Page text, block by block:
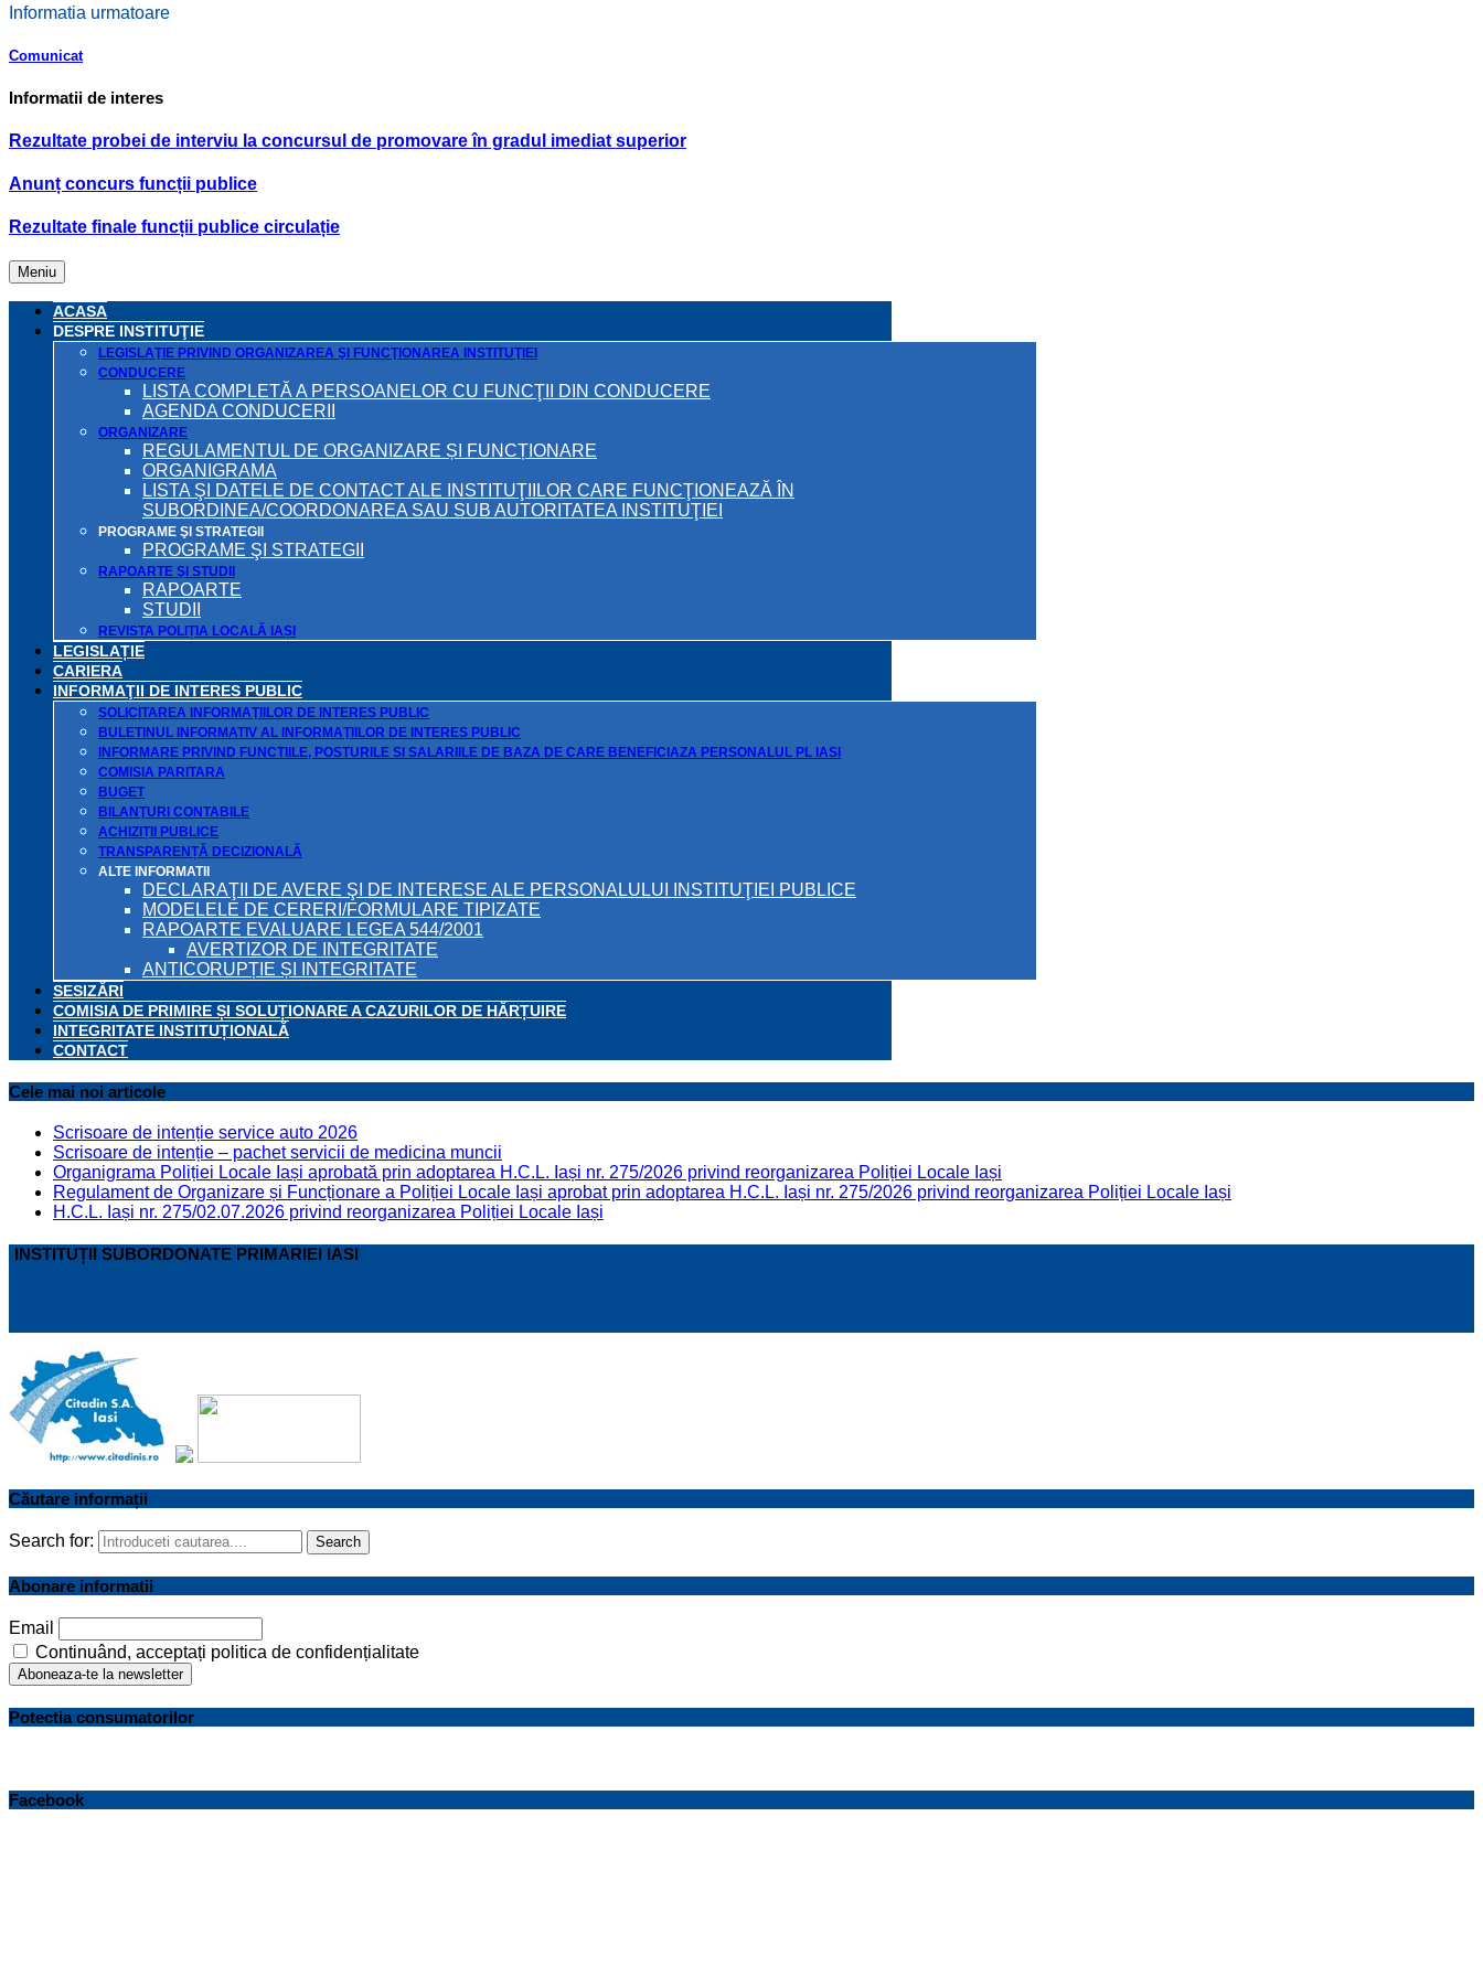
Informatia urmatoare
Comunicat
Informatii de interes
Rezultate probei de interviu la concursul de promovare în gradul imediat superior
Anunț concurs funcții publice
Rezultate finale funcții publice circulație
Meniu
ACASA
DESPRE INSTITUŢIE
LEGISLAŢIE PRIVIND ORGANIZAREA ŞI FUNCŢIONAREA INSTITUŢIEI
CONDUCERE
LISTA COMPLETĂ A PERSOANELOR CU FUNCŢII DIN CONDUCERE
AGENDA CONDUCERII
ORGANIZARE
REGULAMENTUL DE ORGANIZARE ȘI FUNCȚIONARE
ORGANIGRAMA
LISTA ŞI DATELE DE CONTACT ALE INSTITUŢIILOR CARE FUNCŢIONEAZĂ ÎN
SUBORDINEA/COORDONAREA SAU SUB AUTORITATEA INSTITUŢIEI
PROGRAME ŞI STRATEGII
PROGRAME ŞI STRATEGII
RAPOARTE ŞI STUDII
RAPOARTE
STUDII
REVISTA POLIȚIA LOCALĂ IAȘI
LEGISLAȚIE
CARIERA
INFORMAŢII DE INTERES PUBLIC
SOLICITAREA INFORMAŢIILOR DE INTERES PUBLIC
BULETINUL INFORMATIV AL INFORMAŢIILOR DE INTERES PUBLIC
INFORMARE PRIVIND FUNCTIILE, POSTURILE SI SALARIILE DE BAZA DE CARE BENEFICIAZA PERSONALUL PL IASI
COMISIA PARITARA
BUGET
BILANŢURI CONTABILE
ACHIZIȚII PUBLICE
TRANSPARENȚĂ DECIZIONALĂ
ALTE INFORMATII
DECLARAŢII DE AVERE ŞI DE INTERESE ALE PERSONALULUI INSTITUŢIEI PUBLICE
MODELELE DE CERERI/FORMULARE TIPIZATE
RAPOARTE EVALUARE LEGEA 544/2001
AVERTIZOR DE INTEGRITATE
ANTICORUPȚIE ȘI INTEGRITATE
SESIZĂRI
COMISIA DE PRIMIRE ȘI SOLUȚIONARE A CAZURILOR DE HĂRȚUIRE
INTEGRITATE INSTITUȚIONALĂ
CONTACT
Cele mai noi articole
Scrisoare de intenție service auto 2026
Scrisoare de intenție – pachet servicii de medicina muncii
Organigrama Poliției Locale Iași aprobată prin adoptarea H.C.L. Iași nr. 275/2026 privind reorganizarea Poliției Locale Iași
Regulament de Organizare și Funcționare a Poliției Locale Iași aprobat prin adoptarea H.C.L. Iași nr. 275/2026 privind reorganizarea Poliției Locale Iași
H.C.L. Iași nr. 275/02.07.2026 privind reorganizarea Poliției Locale Iași
INSTITUȚII SUBORDONATE PRIMARIEI IASI
Căutare informații
Search for: Search
Abonare informatii
Email
Continuând, acceptați politica de confidențialitate
Potectia consumatorilor
Facebook